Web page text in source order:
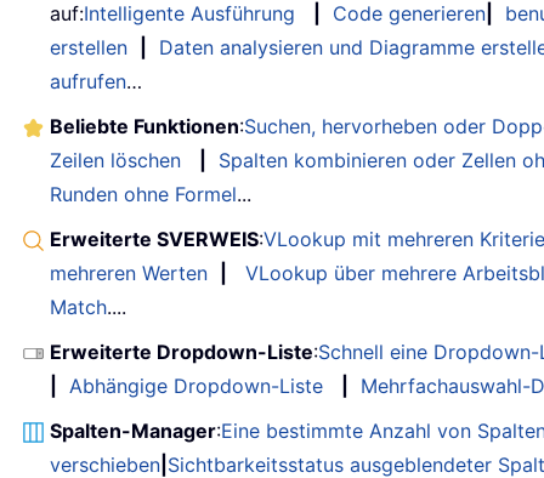
auf:Intelligente Ausführung Code generieren
erstellen
Daten analysieren und Diagramme
aufrufen…
Beliebte Funktionen:Suchen, hervorheben oder
Zeilen löschen
Spalten kombinieren oder Zellen
Runden ohne Formel...
Erweiterte SVERWEIS:VLookup mit mehreren
mehreren Werten
VLookup über mehrere
Match....
Erweiterte Dropdown-Liste:Schnell eine
Abhängige Dropdown-Liste
Mehrfachauswahl-
Spalten-Manager:Eine bestimmte Anzahl von
verschieben Sichtbarkeitsstatus ausgeblendeter